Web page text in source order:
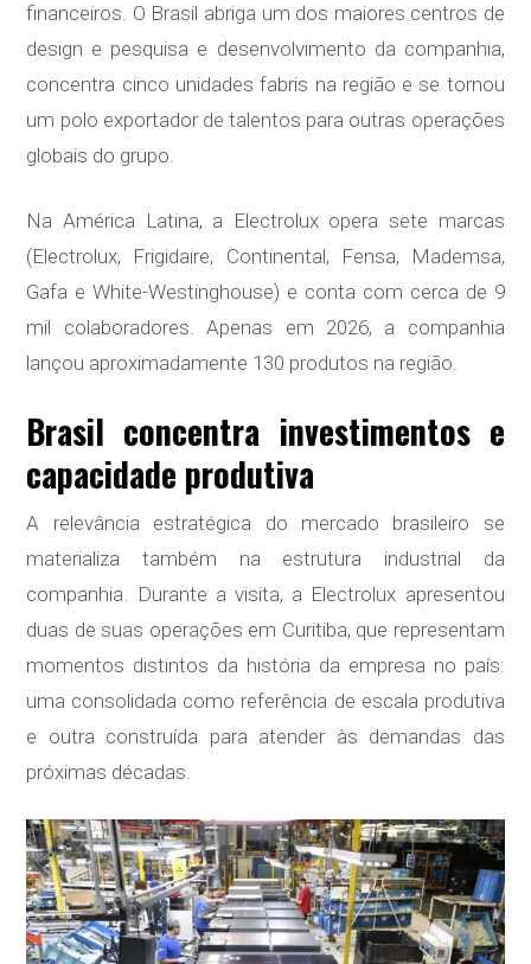
financeiros. O Brasil abriga um dos maiores centros de
design e pesquisa e desenvolvimento da companhia,
concentra cinco unidades fabris na região e se tornou
um polo exportador de talentos para outras operações
globais do grupo.
Na América Latina, a Electrolux opera sete marcas
(Electrolux, Frigidaire, Continental, Fensa, Mademsa,
Gafa e White-Westinghouse) e conta com cerca de 9
mil colaboradores. Apenas em 2026, a companhia
lançou aproximadamente 130 produtos na região.
Brasil concentra investimentos e
capacidade produtiva
A relevância estratégica do mercado brasileiro se
materializa também na estrutura industrial da
companhia. Durante a visita, a Electrolux apresentou
duas de suas operações em Curitiba, que representam
momentos distintos da história da empresa no país:
uma consolidada como referência de escala produtiva
e outra construída para atender às demandas das
próximas décadas.